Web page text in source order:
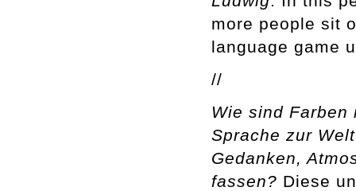
more people sit
language game
//
Wie sind Farben
Sprache zur
Gedanken,
fassen? Diese